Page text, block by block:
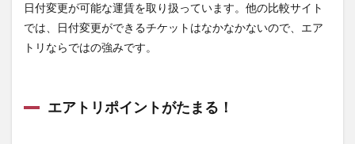
日付変更が可能な運賃を取り扱っています。他の比較サイト
では、日付変更ができるチケットはなかなかないので、エア
トリならではの強みです。
エアトリポイントがたまる！